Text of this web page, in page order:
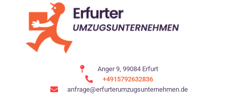
Anger 9, 99084 Erfurt
+4915792632836
anfrage@erfurterumzugsunternehmen.de